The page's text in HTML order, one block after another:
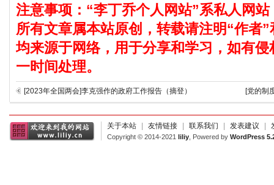
注意事项：“李丁乔个人网站”系私人网
所有文章属本站原创，转载请注明“作者
均来源于网络，用于分享和学习，如有
一时间处理。
[2023年全国两会]李克强作的政府工作报告（摘登） [党的制
关于本站 友情链接 联系我们 发表建议
Copyright © 2014-2021 liliy , Powered by WordPress